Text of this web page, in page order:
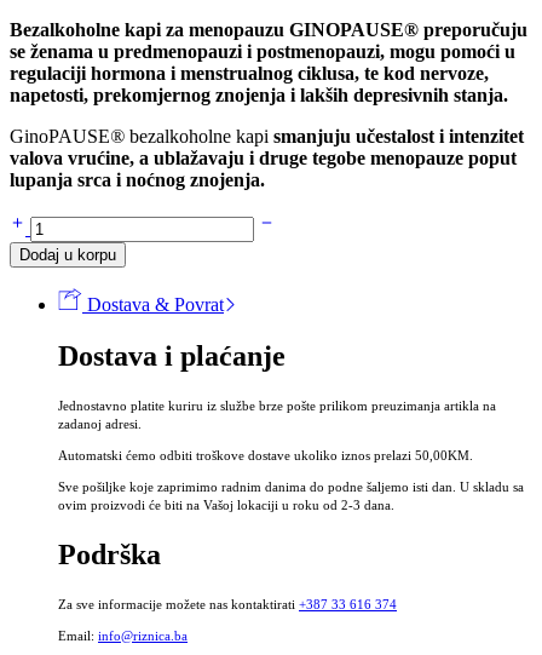
Bezalkoholne kapi za menopauzu GINOPAUSE® preporučuju
se ženama u predmenopauzi i postmenopauzi, mogu pomoći u
regulaciji hormona i menstrualnog ciklusa, te kod nervoze,
napetosti, prekomjernog znojenja i lakših depresivnih stanja.
GinoPAUSE® bezalkoholne kapi smanjuju učestalost i intenzitet
valova vrućine, a ublažavaju i druge tegobe menopauze poput
lupanja srca i noćnog znojenja.
Bezalkoholne
kapi
za
menopauzu
GINOPAUSE®
količina
Dodaj u korpu
Dostava & Povrat
Dostava i plaćanje
Jednostavno platite kuriru iz službe brze pošte prilikom preuzimanja artikla na
zadanoj adresi.
Automatski ćemo odbiti troškove dostave ukoliko iznos prelazi 50,00KM.
Sve pošiljke koje zaprimimo radnim danima do podne šaljemo isti dan. U skladu sa
ovim proizvodi će biti na Vašoj lokaciji u roku od 2-3 dana.
Podrška
Za sve informacije možete nas kontaktirati +387 33 616 374
Email: info@riznica.ba